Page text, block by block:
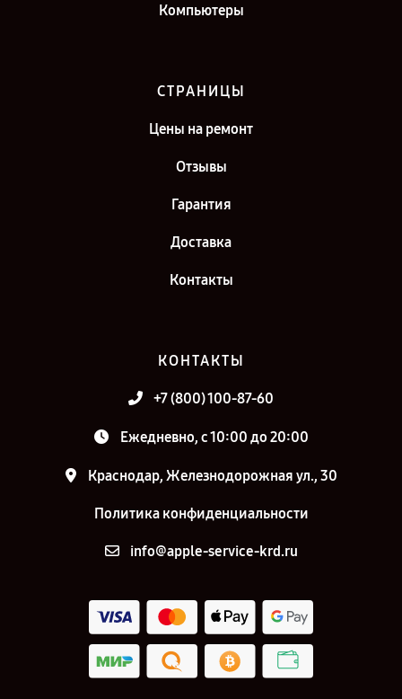
Компьютеры
СТРАНИЦЫ
Цены на ремонт
Отзывы
Гарантия
Доставка
Контакты
КОНТАКТЫ
+7 (800) 100-87-60
Ежедневно, с 10:00 до 20:00
Краснодар, Железнодорожная ул., 30
Политика конфиденциальности
info@apple-service-krd.ru